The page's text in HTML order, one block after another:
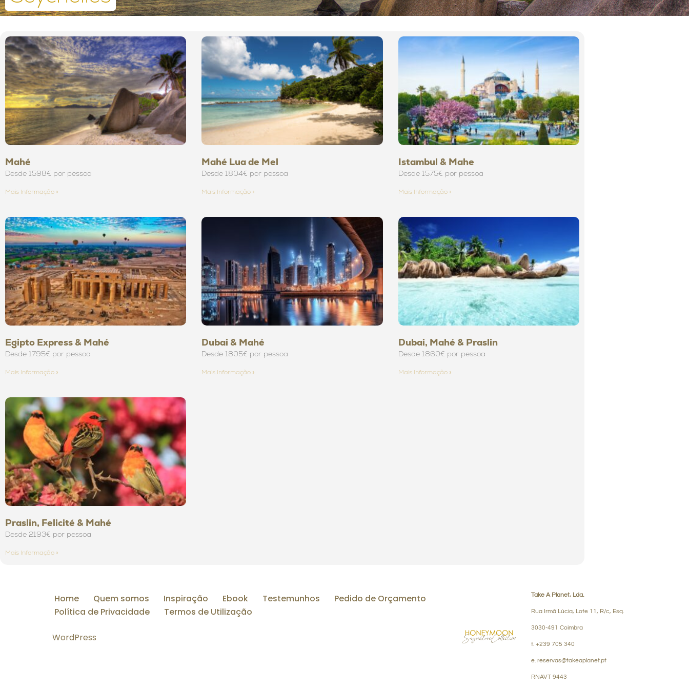
Mahé
Desde 1598€ por pessoa
Mais Informação »
Mahé Lua de Mel
Desde 1804€ por pessoa
Mais Informação »
Istambul & Mahe
Desde 1575€ por pessoa
Mais Informação »
Egipto Express & Mahé
Desde 1795€ por pessoa
Mais Informação »
Dubai & Mahé
Desde 1805€ por pessoa
Mais Informação »
Dubai, Mahé & Praslin
Desde 1860€ por pessoa
Mais Informação »
Praslin, Felicité & Mahé
Desde 2193€ por pessoa
Mais Informação »
Home Quem somos Inspiração Ebook Testemunhos
Pedido de Orçamento
Política de Privacidade
Termos de Utilização
WordPress
Take A Planet, Lda.
Rua Irmã Lúcia, Lote 11, R/c, Esq.
3030-491 Coimbra
t. +239 705 340
e. reservas@takeaplanet.pt
RNAVT 9443